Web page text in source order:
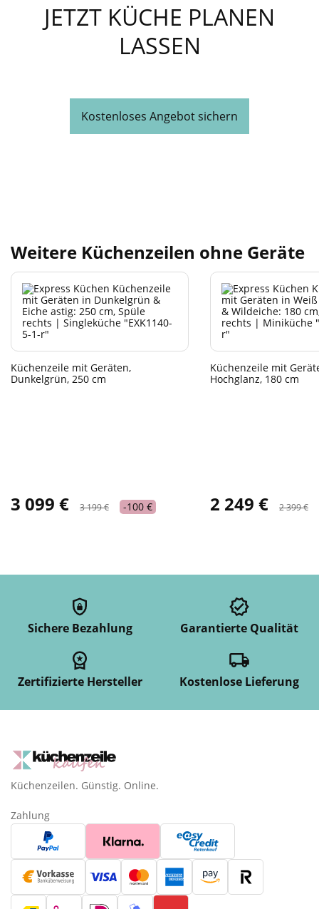
JETZT KÜCHE PLANEN
LASSEN
Kostenloses Angebot sichern
Weitere Küchenzeilen ohne Geräte
Küchenzeile mit Geräten,
Dunkelgrün, 250 cm
3 099 € 3 199 € -100 €
Küchenzeile mit
Hochglanz, 180 cm
2 249 € 2 399 €
Sichere Bezahlung Garantierte Qualität
Zertifizierte Hersteller Kostenlose Lieferung
Küchenzeilen. Günstig. Online.
Zahlung